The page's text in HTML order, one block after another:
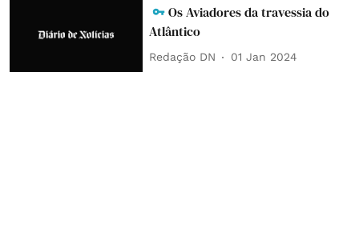
Os Aviadores da travessia do
Atlântico
Redação DN 01 Jan 2024